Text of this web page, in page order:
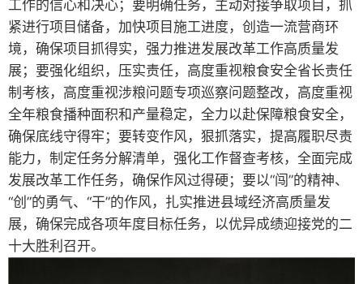
工作的信心和决心；要明确任务，主动对接争取项目，抓
紧进行项目储备，加快项目施工进度，创造一流营商环
境，确保项目抓得实，强力推进发展改革工作高质量发
展；要强化组织，压实责任，高度重视粮食安全省长责任
制考核，高度重视涉粮问题专项巡察问题整改，高度重视
全年粮食播种面积和产量稳定，全力以赴保障粮食安全，
确保底线守得牢；要转变作风，狠抓落实，提高履职尽责
能力，制定任务分解清单，强化工作督查考核，全面完成
发展改革工作任务，确保作风过得硬；要以“闯”的精神、
“创”的勇气、“干”的作风，扎实推进县域经济高质量发
展，确保完成各项年度目标任务，以优异成绩迎接党的二
十大胜利召开。